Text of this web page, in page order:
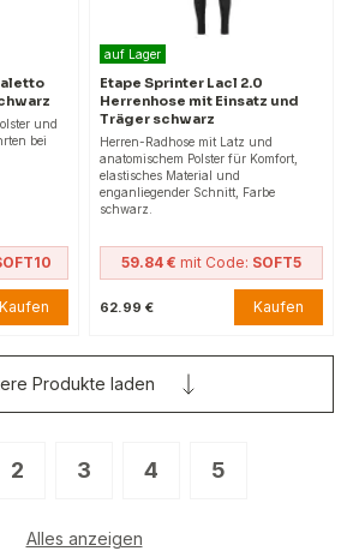
und
bei
Kaufen
auf Lager
Etape Sprinter Lacl 2.0
Herrenhose mit Einsatz und
Träger schwarz
Herren-Radhose mit Latz und
anatomischem Polster für Komfort,
elastisches Material und
enganliegender Schnitt, Farbe
schwarz.
59.84 € mit Code: SOFT5
62.99 € Kaufen
2 3 4 5
Alles anzeigen
Produkte laden